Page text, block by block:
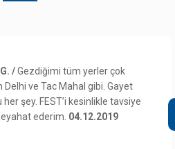
/Gezdiğimi tüm yerler çok
Delhi ve Tac Mahal gibi. Gayet
şey. FEST’i kesinlikle tavsiye
ederim. 04.12.2019